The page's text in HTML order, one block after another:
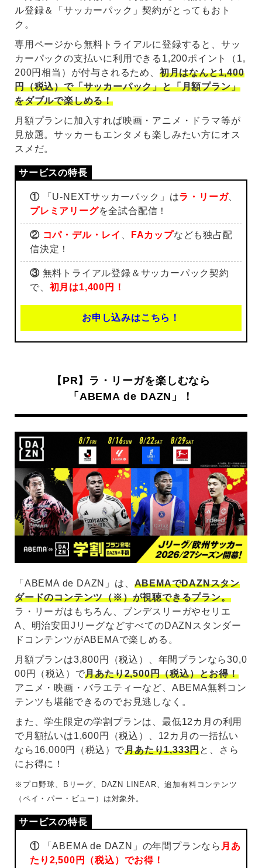
ル登録＆「サッカーパック」契約がとってもおト
ク。
専用ページから無料トライアルに登録すると、サッ
カーパックの支払いに利用できる1,200ポイント（1,
200円相当）が付与されるため、 初月はなんと1,400
円（税込）で「サッカーパック」と「月額プラン」
をダブルで楽しめる！
月額プランに加入すれば映画・アニメ・ドラマ等が
見放題。サッカーもエンタメも楽しみたい方にオス
スメだ。
①「U-NEXTサッカーパック」はラ・リーガ、
プレミアリーグを全試合配信！
② コパ・デル・レイ FAカップなども独占配
信決定！
③無料トライアル登録＆サッカーパック契約
で、 初月は1,400円！
お申し込みはこちら！
【PR】ラ・リーガを楽しむなら
「ABEMA de DAZN」！
「ABEMA de DAZN」は、 ABEMAでDAZNスタン
ダードのコンテンツ（※）が視聴できるプラン。
ラ・リーガはもちろん、ブンデスリーガやセリエ
A、明治安田JリーグなどすべてのDAZNスタンダー
ドコンテンツがABEMAで楽しめる。
月額プランは3,800円（税込）、年間プランなら30,0
00円（税込）で月あたり2,500円（税込）とお得！
アニメ・映画・バラエティーなど、ABEMA無料コン
テンツも堪能できるのでお見逃しなく。
また、学生限定の学割プランは、最低12カ月の利用
で月額払いは1,600円（税込）、12カ月の一括払い
なら16,000円（税込）で月あたり1,333円と、さら
にお得に！
※プロ野球、Bリーグ、DAZN LINEAR、追加有料コンテンツ
（ペイ・パー・ビュー）は対象外。
①「ABEMA de DAZN」の年間プランなら 月あ
たり2,500円（税込）でお得！